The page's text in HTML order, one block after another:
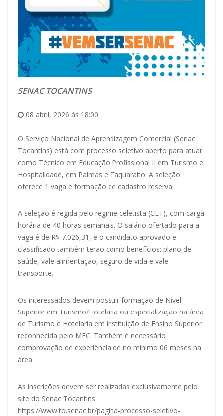
SENAC TOCANTINS
08 abril, 2026 às 18:00
O Serviço Nacional de Aprendizagem Comercial (Senac
Tocantins) está com processo seletivo aberto para atuar
como Técnico em Educação Profissional II em Turismo e
Hospitalidade, em Palmas e Taquaralto. A seleção
oferece 1 vaga e formação de cadastro reserva.
A seleção é regida pelo regime celetista (CLT), com carga
horária de 40 horas semanais. O salário ofertado para a
vaga é de R$ 7.026,31, e o candidato aprovado e
classificado também terão como benefícios: plano de
saúde, vale alimentação, seguro de vida e vale
transporte.
Os interessados devem possuir formação de Nível
Superior em Turismo/Hotelaria ou especialização na área
de Turismo e Hotelaria em instituição de Ensino Superior
reconhecida pelo MEC. Também é necessário
comprovação de experiência de no mínimo 06 meses na
área.
As inscrições devem ser realizadas exclusivamente pelo
site do Senac Tocantins
https://www.to.senac.br/pagina-processo-seletivo-